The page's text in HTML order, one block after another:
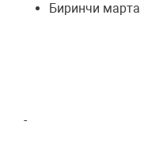
Биринчи марта
-